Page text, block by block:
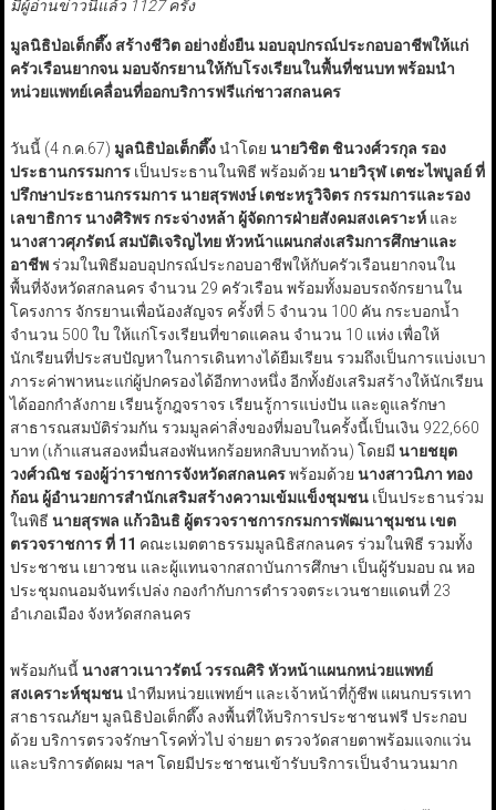
มีผู้อ่านข่าวนี้แล้ว 1127 ครั้ง
มูลนิธิป่อเต็กตึ๊ง สร้างชีวิต อย่างยั่งยืน มอบอุปกรณ์ประกอบอาชีพให้แก่
ครัวเรือนยากจน มอบจักรยานให้กับโรงเรียนในพื้นที่ชนบท พร้อมนำ
หน่วยแพทย์เคลื่อนที่ออกบริการฟรีแก่ชาวสกลนคร
วันนี้ (4 ก.ค.67) มูลนิธิป่อเต็กตึ๊งนำโดย นายวิชิต ชินวงศ์วรกุล รอง
ประธานกรรมการเป็นประธานในพิธี พร้อมด้วย นายวิรุฬ เตชะไพบูลย์ ที่
ปรึกษาประธานกรรมการ นายสุรพงษ์ เตชะหรูวิจิตร กรรมการและรอง
เลขาธิการ นางศิริพร กระจ่างหล้า ผู้จัดการฝ่ายสังคมสงเคราะห์ และ
นางสาวศุภรัตน์ สมบัติเจริญไทย หัวหน้าแผนกส่งเสริมการศึกษาและ
อาชีพร่วมในพิธีมอบอุปกรณ์ประกอบอาชีพให้กับครัวเรือนยากจนใน
พื้นที่จังหวัดสกลนคร จำนวน 29 ครัวเรือน พร้อมทั้งมอบรถจักรยานใน
โครงการ จักรยานเพื่อน้องสัญจร ครั้งที่ 5 จำนวน 100 คัน กระบอกน้ำ
จำนวน 500 ใบ ให้แก่โรงเรียนที่ขาดแคลน จำนวน 10 แห่ง เพื่อให้
นักเรียนที่ประสบปัญหาในการเดินทางได้ยืมเรียน รวมถึงเป็นการแบ่งเบา
ภาระค่าพาหนะแก่ผู้ปกครองได้อีกทางหนึ่ง อีกทั้งยังเสริมสร้างให้นักเรียน
ได้ออกกำลังกาย เรียนรู้กฎจราจร เรียนรู้การแบ่งปัน และดูแลรักษา
สาธารณสมบัติร่วมกัน รวมมูลค่าสิ่งของที่มอบในครั้งนี้เป็นเงิน 922,660
บาท (เก้าแสนสองหมื่นสองพันหกร้อยหกสิบบาทถ้วน) โดยมี นายชยุต
วงศ์วณิช รองผู้ว่าราชการจังหวัดสกลนครพร้อมด้วย นางสาวนิภา ทอง
ก้อน ผู้อำนวยการสำนักเสริมสร้างความเข้มแข็งชุมชนเป็นประธานร่วม
ในพิธี นายสุรพล แก้วอินธิ ผู้ตรวจราชการกรมการพัฒนาชุมชน เขต
ตรวจราชการ ที่ 11 คณะเมตตาธรรมมูลนิธิสกลนคร ร่วมในพิธี รวมทั้ง
ประชาชน เยาวชน และผู้แทนจากสถาบันการศึกษา เป็นผู้รับมอบ ณ หอ
ประชุมถนอมจันทร์เปล่ง กองกำกับการตำรวจตระเวนชายแดนที่ 23
อำเภอเมือง จังหวัดสกลนคร
พร้อมกันนี้นางสาวเนาวรัตน์ วรรณศิริ หัวหน้าแผนกหน่วยแพทย์
สงเคราะห์ชุมชนนำทีมหน่วยแพทย์ฯ และเจ้าหน้าที่กู้ชีพ แผนกบรรเทา
สาธารณภัยฯ มูลนิธิป่อเต็กตึ๊ง ลงพื้นที่ให้บริการประชาชนฟรี ประกอบ
ด้วย บริการตรวจรักษาโรคทั่วไป จ่ายยา ตรวจวัดสายตาพร้อมแจกแว่น
และบริการตัดผม ฯลฯ โดยมีประชาชนเข้ารับบริการเป็นจำนวนมาก